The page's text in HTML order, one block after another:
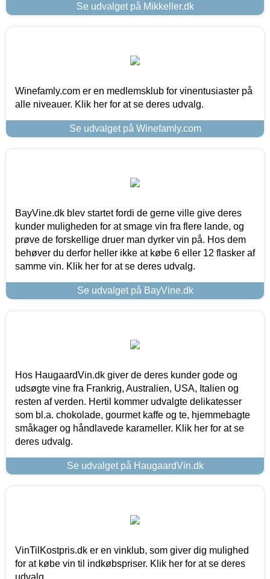
Se udvalget på Mikkeller.dk
Winefamly.com er en medlemsklub for vinentusiaster på
alle niveauer. Klik her for at se deres udvalg.
Se udvalget på Winefamly.com
BayVine.dk blev startet fordi de gerne ville give deres
kunder muligheden for at smage vin fra flere lande, og
prøve de forskellige druer man dyrker vin på. Hos dem
behøver du derfor heller ikke at købe 6 eller 12 flasker af
samme vin. Klik her for at se deres udvalg.
Se udvalget på BayVine.dk
Hos HaugaardVin.dk giver de deres kunder gode og
udsøgte vine fra Frankrig, Australien, USA, Italien og
resten af verden. Hertil kommer udvalgte delikatesser
som bl.a. chokolade, gourmet kaffe og te, hjemmebagte
småkager og håndlavede karameller. Klik her for at se
deres udvalg.
Se udvalget på HaugaardVin.dk
VinTilKostpris.dk er en vinklub, som giver dig mulighed
for at købe vin til indkøbspriser. Klik her for at se deres
udvalg.